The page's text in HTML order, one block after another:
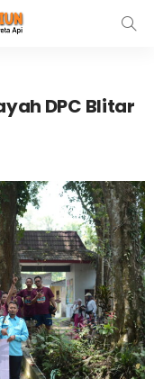
DPC Blitar